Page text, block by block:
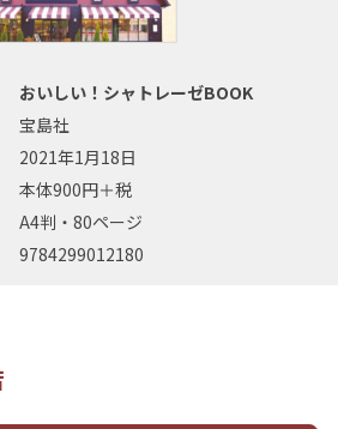
おいしい！シャトレーゼBOOK
宝島社
2021年1月18日
本体900円＋税
A4判・80ページ
9784299012180